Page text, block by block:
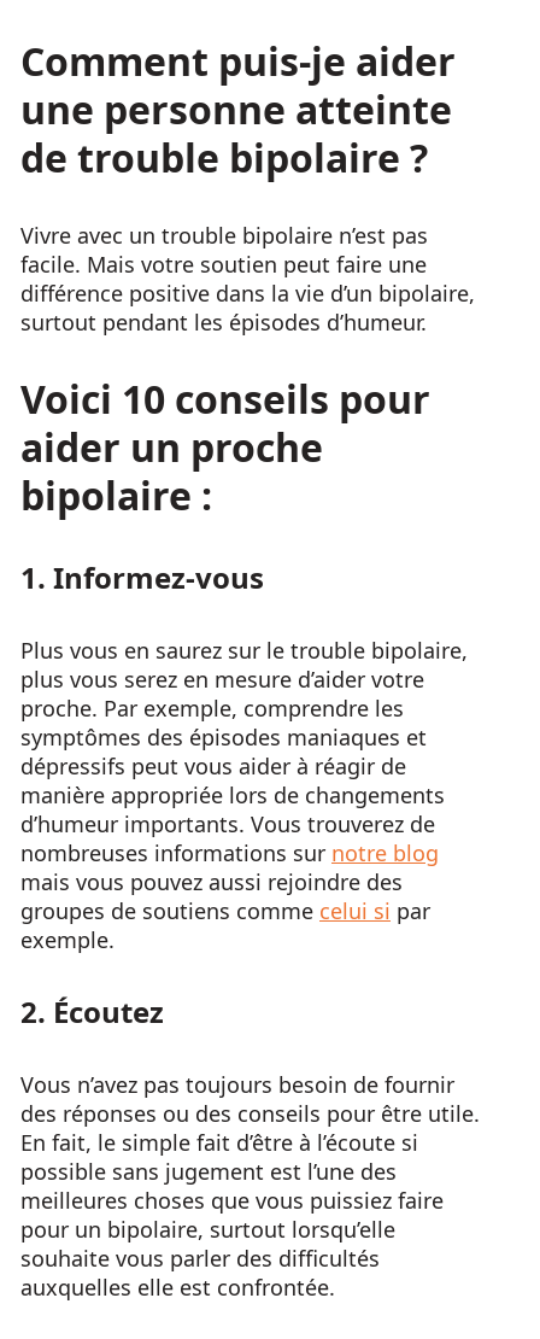
Comment puis-je aider
une personne atteinte
de trouble bipolaire ?
Vivre avec un trouble bipolaire n’est pas
facile. Mais votre soutien peut faire une
différence positive dans la vie d’un bipolaire,
surtout pendant les épisodes d’humeur.
Voici 10 conseils pour
aider un proche
bipolaire :
1. Informez-vous
Plus vous en saurez sur le trouble bipolaire,
plus vous serez en mesure d’aider votre
proche. Par exemple, comprendre les
symptômes des épisodes maniaques et
dépressifs peut vous aider à réagir de
manière appropriée lors de changements
d’humeur importants. Vous trouverez de
nombreuses informations sur notre blog
mais vous pouvez aussi rejoindre des
groupes de soutiens comme celui si par
exemple.
2. Écoutez
Vous n’avez pas toujours besoin de fournir
des réponses ou des conseils pour être utile.
En fait, le simple fait d’être à l’écoute si
possible sans jugement est l’une des
meilleures choses que vous puissiez faire
pour un bipolaire, surtout lorsqu’elle
souhaite vous parler des difficultés
auxquelles elle est confrontée.